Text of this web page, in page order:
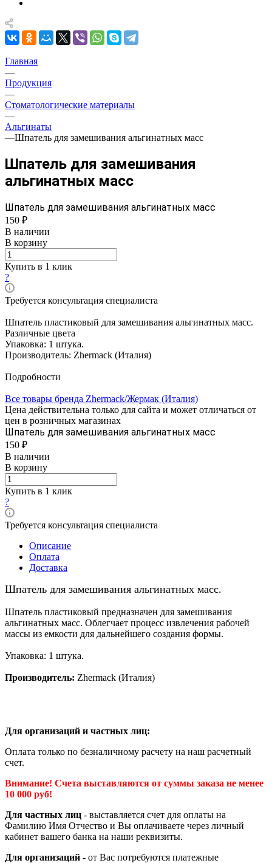
Главная
—
Продукция
—
Стоматологические материалы
—
Альгинаты
—Шпатель для замешивания альгинатных масс
Шпатель для замешивания
альгинатных масс
Шпатель для замешивания альгинатных масс
150 ₽
В наличии
В корзину
Купить в 1 клик
?
Требуется консультация специалиста
Шпатель пластиковый для замешивания альгинатных масс.
Различные цвета
Упаковка: 1 штука.
Производитель: Zhermack (Италия)
Подробности
Все товары бренда Zhermack/Жермак (Италия)
Цена действительна только для сайта и может отличаться от
цен в розничных магазинах
Шпатель для замешивания альгинатных масс
150 ₽
В наличии
В корзину
Купить в 1 клик
?
Требуется консультация специалиста
Описание
Оплата
Доставка
Шпатель для замешивания альгинатных масс.
Шпатель пластиковый предназначен для замешивания
альгинатных масс. Облегчает процесс извлечения рабочей
массы из емкости для дальнейшего создания формы.
Упаковка: 1 штука.
Производитель: Zhermack (Италия)
Для организаций и частных лиц:
Оплата только по безналичному расчету на наш расчетный
счет.
Внимание! Счета выставляются от суммы заказа не менее
10 000 руб!
Для частных лиц - выставляется счет для оплаты на
Фамилию Имя Отчество и Вы оплачиваете через личный
кабинет вашего банка на наши реквизиты.
Для организаций - от Вас потребуются платежные